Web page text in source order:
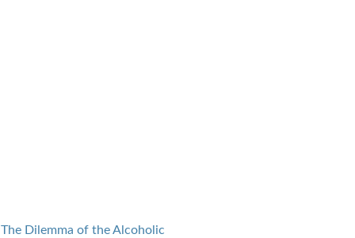
The Dilemma of the Alcoholic